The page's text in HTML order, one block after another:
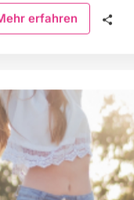
erfahren 🗣